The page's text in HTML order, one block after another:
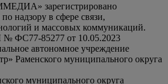
зарегистрировано
надзору в сфере связи,
и массовых коммуникаций.
№ ФС77-85277 от 10.05.2023
автономное учреждение
Раменского муниципального округа
муниципального округа